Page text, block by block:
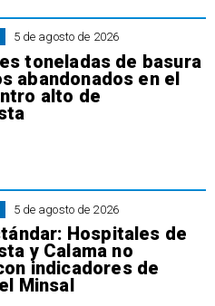
5 de agosto de 2026
toneladas de basura
abandonados en el
alto de
5 de agosto de 2026
Hospitales de
y Calama no
indicadores de
Minsal